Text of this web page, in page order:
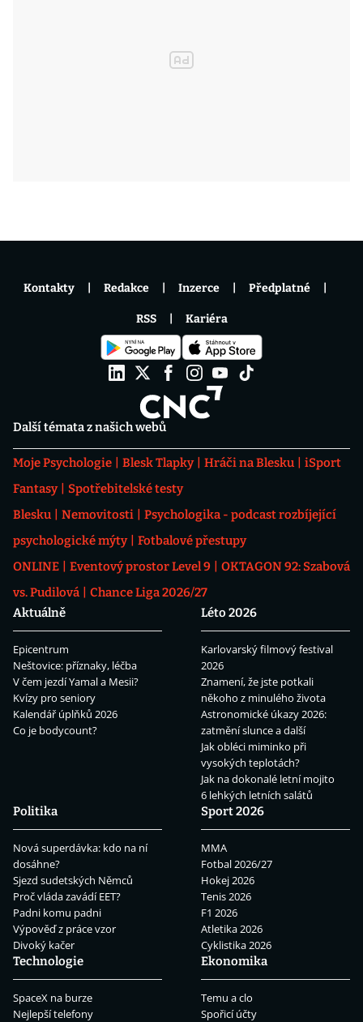
Další témata z našich webů
Moje Psychologie Blesk Tlapky Hráči na Blesku
iSport
Fantasy
Spotřebitelské testy
Blesku
Nemovitosti
Psychologika - podcast rozbíjející
psychologické mýty
Fotbalové přestupy
ONLINE
Eventový prostor Level 9
OKTAGON 92: Szabová
vs. Pudilová
Chance Liga 2026/27
Aktuálně
Epicentrum
Neštovice: příznaky, léčba
V čem jezdí Yamal a Mesii?
Kvízy pro seniory
Kalendář úplňků 2026
Co je bodycount?
Léto 2026
Karlovarský filmový festival
2026
Znamení, že jste potkali
někoho z minulého života
Astronomické úkazy 2026:
zatmění slunce a další
Jak obléci miminko při
vysokých teplotách?
Jak na dokonalé letní mojito
6 lehkých letních salátů
Politika
Nová superdávka: kdo na ní
dosáhne?
Sjezd sudetských Němců
Proč vláda zavádí EET?
Padni komu padni
Výpověď z práce vzor
Divoký kačer
Sport 2026
MMA
Fotbal 2026/27
Hokej 2026
Tenis 2026
F1 2026
Atletika 2026
Cyklistika 2026
Technologie
SpaceX na burze
Nejlepší telefony
Ekonomika
Temu a clo
Spořicí účty
Kontakty Redakce Inzerce Předplatné
RSS Kariéra